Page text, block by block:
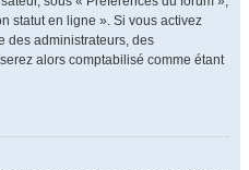
statut en ligne ». Si vous activez
des administrateurs, des
alors comptabilisé comme étant